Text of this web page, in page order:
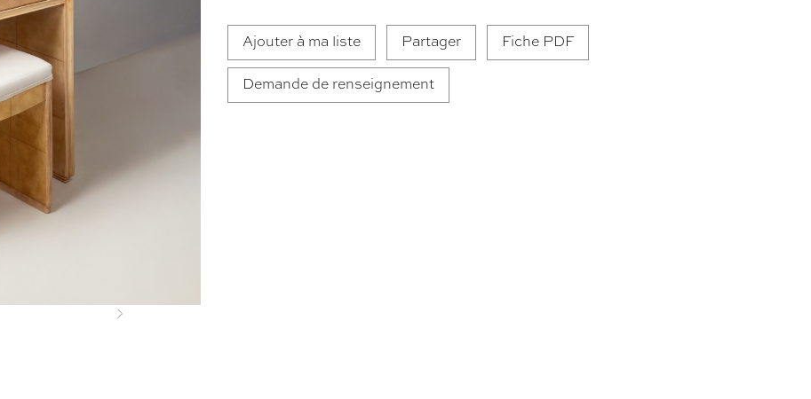
Next
Ajouter à ma liste Partager Fiche PDF
Demande de renseignement